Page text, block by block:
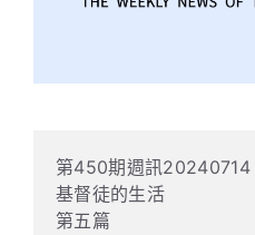
第450期週訊20240714
基督徒的生活
第五篇